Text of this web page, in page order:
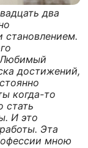
два
становлением.
Любимый
достижений,
когда-то
стать
И это
Эта
мною